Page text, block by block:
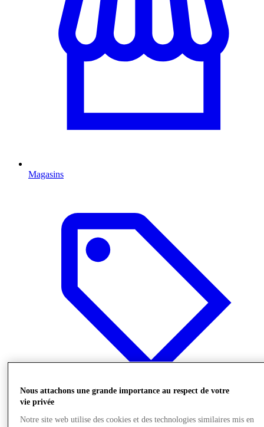
Magasins
Offre
Nous attachons une grande importance au respect de votre
vie privée
Notre site web utilise des cookies et des technologies similaires mis en